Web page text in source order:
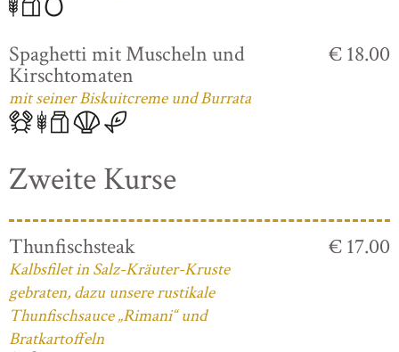
Spaghetti mit Muscheln und
Kirschtomaten
mit seiner Biskuitcreme und Burrata
€ 18.00
Zweite Kurse
Thunfischsteak
Kalbsfilet in Salz-Kräuter-Kruste
gebraten, dazu unsere rustikale
Thunfischsauce „Rimani“ und
Bratkartoffeln
€ 17.00